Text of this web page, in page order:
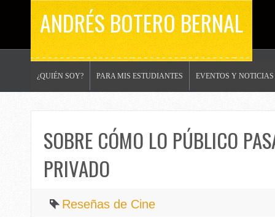
ANDRÉS BOTERO BERNAL
¿QUIÉN SOY? PARA MIS ESTUDIANTES EVENTOS Y NOTICIAS
SOBRE CÓMO LO PÚBLICO
PRIVADO
Reseñas de Cine